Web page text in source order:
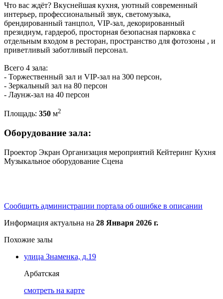
Что вас ждёт? Вкуснейшая кухня, уютный современный
интерьер, профессиональный звук, светомузыка,
брендированный танцпол, VIP-зал, декорированный
президиум, гардероб, просторная безопасная парковка с
отдельным входом в ресторан, пространство для фотозоны , и
приветливый заботливый персонал.
Всего 4 зала:
- Торжественный зал и VIP-зал на 300 персон,
- Зеркальный зал на 80 персон
- Лаунж-зал на 40 персон
Площадь: 350 м2
Оборудование зала:
Проектор Экран Организация мероприятий Кейтеринг Кухня
Музыкальное оборудование Сцена
Сообщить администрации портала об ошибке в описании
Информация актуальна на 28 Января 2026 г.
Похожие залы
улица Знаменка, д.19
Арбатская
cмотреть на карте